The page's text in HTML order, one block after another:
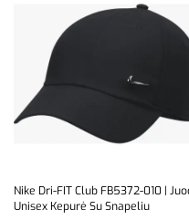
Nike Dri-FIT Club FB5372-010 |
Unisex Kepurė Su Snapeliu